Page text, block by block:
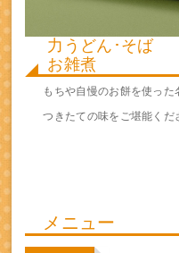
力うどん･そば
お雑煮
もちや自慢のお餅を使った
つきたての味をご堪能くだ
メニュー